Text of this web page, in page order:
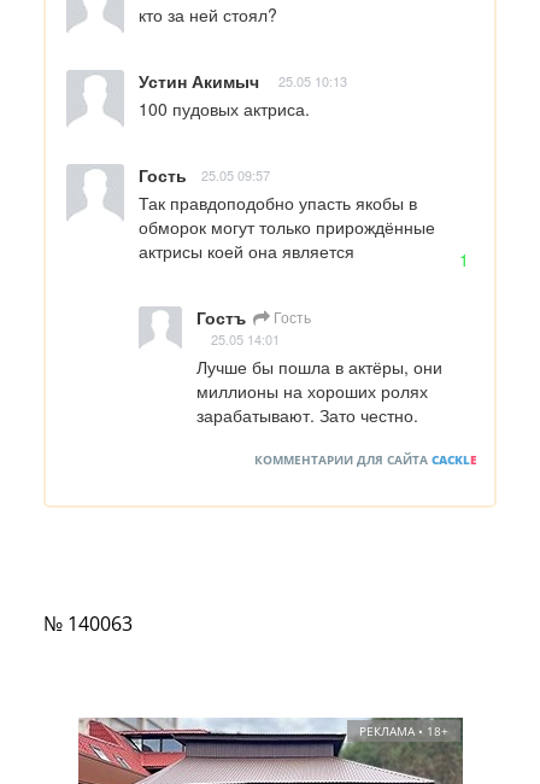
кто за ней стоял?
Устин Акимыч 25.05 10:13
100 пудовых актриса.
Гость 25.05 09:57
Так правдоподобно упасть якобы в
обморок могут только прирождённые
актрисы коей она является
1
Гостъ Гость
25.05 14:01
Лучше бы пошла в актёры, они
миллионы на хороших ролях
зарабатывают. Зато честно.
КОММЕНТАРИИ ДЛЯ САЙТА CACKLE
№ 140063
РЕКЛАМА • 18+